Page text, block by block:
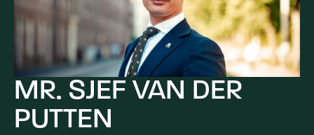
MR. SJEF VAN DER
PUTTEN